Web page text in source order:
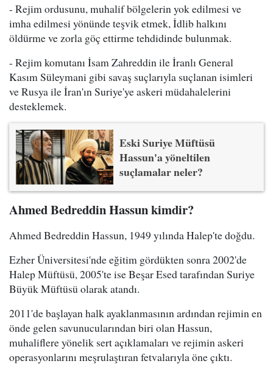
- Rejim ordusunu, muhalif bölgelerin yok edilmesi ve
imha edilmesi yönünde teşvik etmek, İdlib halkını
öldürme ve zorla göç ettirme tehdidinde bulunmak.
- Rejim komutanı İsam Zahreddin ile İranlı General
Kasım Süleymani gibi savaş suçlarıyla suçlanan isimleri
ve Rusya ile İran'ın Suriye'ye askeri müdahalelerini
desteklemek.
Eski Suriye Müftüsü
Hassun'a yöneltilen
suçlamalar neler?
Ahmed Bedreddin Hassun kimdir?
Ahmed Bedreddin Hassun, 1949 yılında Halep'te doğdu.
Ezher Üniversitesi'nde eğitim gördükten sonra 2002'de
Halep Müftüsü, 2005'te ise Beşar Esed tarafından Suriye
Büyük Müftüsü olarak atandı.
2011'de başlayan halk ayaklanmasının ardından rejimin en
önde gelen savunucularından biri olan Hassun,
muhaliflere yönelik sert açıklamaları ve rejimin askeri
operasyonlarını meşrulaştıran fetvalarıyla öne çıktı.